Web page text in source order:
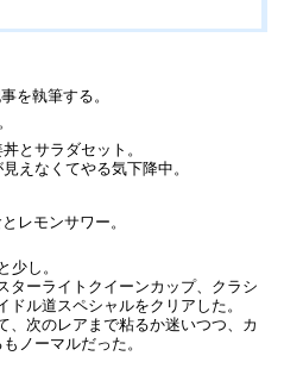
を執筆する。
とサラダセット。
えなくてやる気下降中。
レモンサワー。
少し。
ターライトクイーンカップ、クラシ
ドル道スペシャルをクリアした。
、次のレアまで粘るか迷いつつ、カ
ノーマルだった。